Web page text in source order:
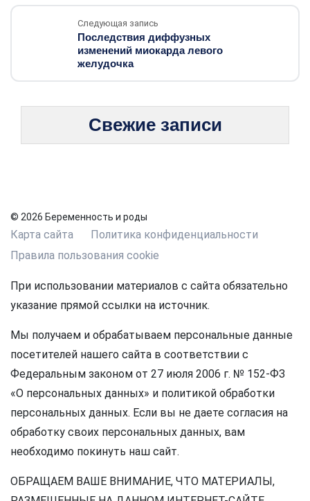
Следующая запись
Последствия диффузных
изменений миокарда левого
желудочка
Свежие записи
© 2026 Беременность и роды
Карта сайта
Политика конфиденциальности
Правила пользования cookie
При использовании материалов с сайта обязательно
указание прямой ссылки на источник.
Мы получаем и обрабатываем персональные данные
посетителей нашего сайта в соответствии с
Федеральным законом от 27 июля 2006 г. № 152-ФЗ
«О персональных данных» и политикой обработки
персональных данных. Если вы не даете согласия на
обработку своих персональных данных, вам
необходимо покинуть наш сайт.
ОБРАЩАЕМ ВАШЕ ВНИМАНИЕ, ЧТО МАТЕРИАЛЫ,